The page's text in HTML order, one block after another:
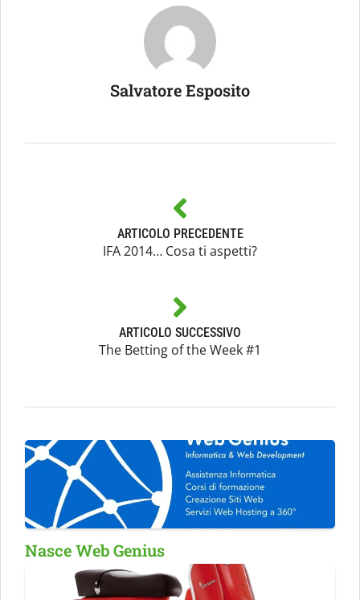
Salvatore Esposito
ARTICOLO PRECEDENTE
IFA 2014… Cosa ti aspetti?
ARTICOLO SUCCESSIVO
The Betting of the Week #1
Nasce Web Genius